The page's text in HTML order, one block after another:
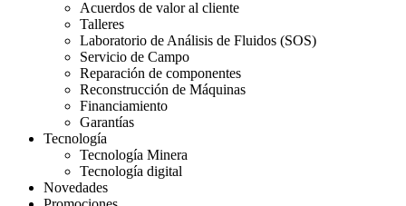
Acuerdos de valor al cliente
Talleres
Laboratorio de Análisis de Fluidos (SOS)
Servicio de Campo
Reparación de componentes
Reconstrucción de Máquinas
Financiamiento
Garantías
Tecnología
Tecnología Minera
Tecnología digital
Novedades